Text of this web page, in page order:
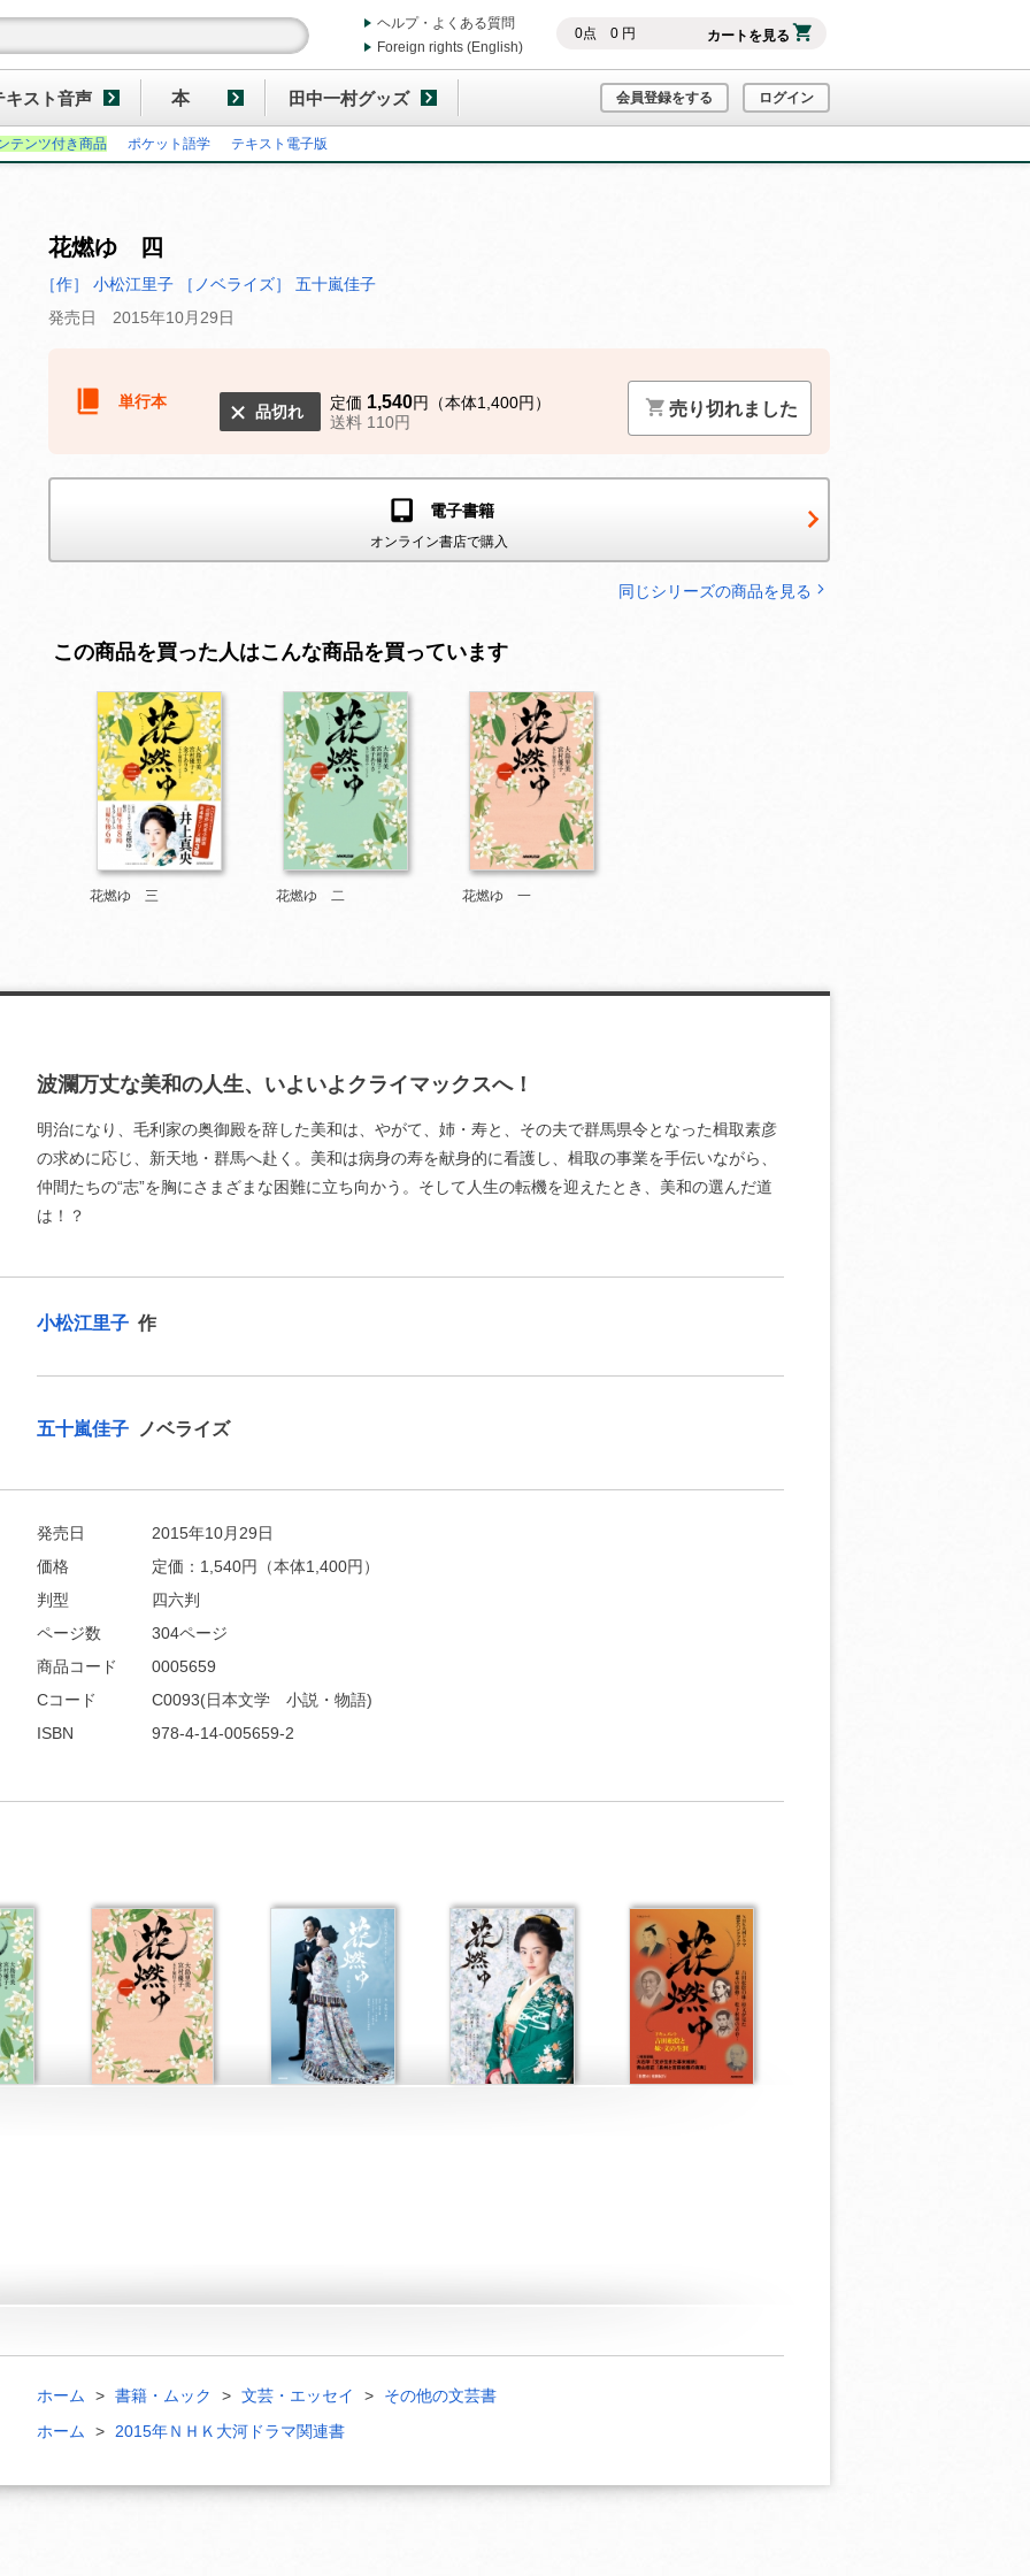
0点 0円 カートを見る
ヘルプ・よくある質問
Foreign rights (English)
キスト音声 本 田中一村グッズ 会員登録をする ログイン
テンツ付き商品 ポケット語学 テキスト電子版
他にも商品を買う
花燃ゆ 四
［作］ 小松江里子
［ノベライズ］ 五十嵐佳子
発売日 2015年10月29日
単行本
品切れ 定価 1,540円（本体1,400円）
送料 110円
売り切れました
電子書籍
オンライン書店で購入
同じシリーズの商品を見る
この商品を買った人はこんな商品を買っています
花燃ゆ 三 花燃ゆ 二 花燃ゆ 一
波瀾万丈な美和の人生、いよいよクライマックスへ！
明治になり、毛利家の奥御殿を辞した美和は、やがて、姉・寿と、その夫で群馬県令となった楫取素彦
の求めに応じ、新天地・群馬へ赴く。美和は病身の寿を献身的に看護し、楫取の事業を手伝いながら、
仲間たちの“志”を胸にさまざまな困難に立ち向かう。そして人生の転機を迎えたとき、美和の選んだ道
は！？
小松江里子 作
五十嵐佳子 ノベライズ
発売日
2015年10月29日
価格
定価： 1,540円（本体1,400円）
判型
四六判
ページ数
304ページ
商品コード
0005659
Cコード
C0093(日本文学 小説・物語)
ISBN
978-4-14-005659-2
ホーム 書籍・ムック 文芸・エッセイ
その他の文芸書
ホーム
2015年ＮＨＫ大河ドラマ関連書